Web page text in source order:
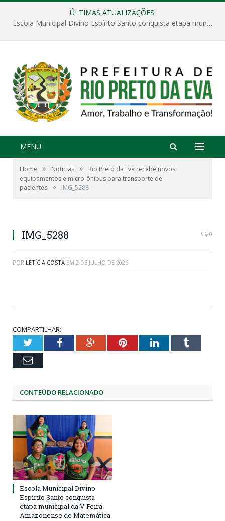
ÚLTIMAS ATUALIZAÇÕES:
Escola Municipal Divino Espírito Santo conquista etapa municipal da V Feira Amazonense de Matemática
MENU
Home » Notícias »
Rio Preto da Eva recebe novos
equipamentos e micro-ônibus para transporte de
pacientes » IMG_5288
IMG_5288 0
POR LETÍCIA COSTA EM 2 DE JULHO DE 2026
COMPARTILHAR:
TwitterFacebookGoogle+PinterestLinkedInTumblr
Email
CONTEÚDO RELACIONADO
Escola Municipal Divino
Espírito Santo conquista
etapa municipal da V Feira
Amazonense de Matemática